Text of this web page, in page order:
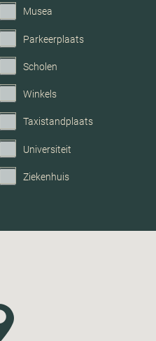
kabel, dakraam, glasvezel
natuurlijke ventilatie
Geen garage
Musea
Parkeerplaats
Scholen
Winkels
Taxistandplaats
Universiteit
Ziekenhuis